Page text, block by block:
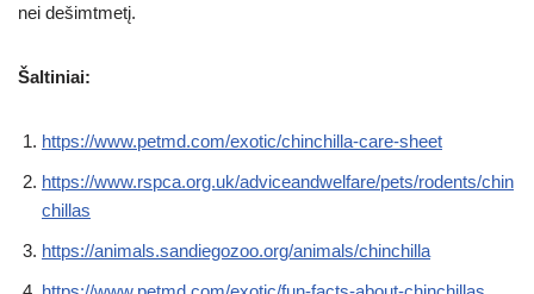
nei dešimtmetį.
Šaltiniai:
https://www.petmd.com/exotic/chinchilla-care-sheet
https://www.rspca.org.uk/adviceandwelfare/pets/rodents/chin
chillas
https://animals.sandiegozoo.org/animals/chinchilla